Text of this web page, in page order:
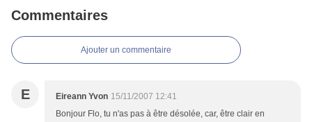
Commentaires
Ajouter un commentaire
E Eireann Yvon 15/11/2007 12:41
Bonjour Flo, tu n'as pas à être désolée, car, être clair en